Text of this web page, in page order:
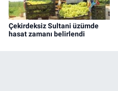
Çekirdeksiz Sultani üzümde
hasat zamanı belirlendi